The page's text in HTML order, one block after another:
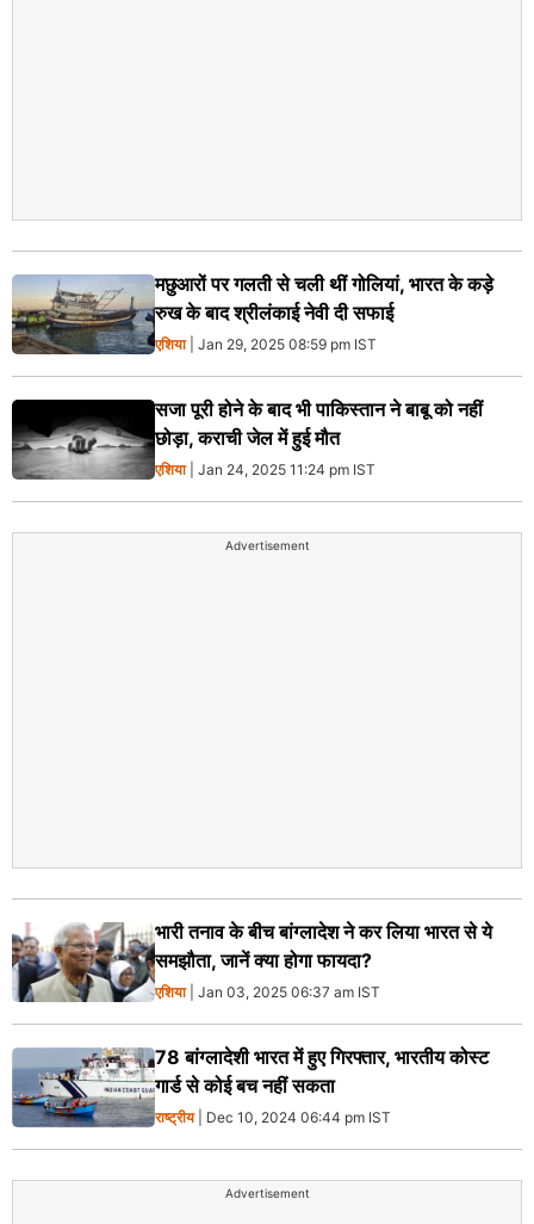
मछुआरों पर गलती से चली थीं गोलियां, भारत के कड़े
रुख के बाद श्रीलंकाई नेवी दी सफाई
एशिया| Jan 29, 2025 08:59 pm IST
सजा पूरी होने के बाद भी पाकिस्तान ने बाबू को नहीं
छोड़ा, कराची जेल में हुई मौत
एशिया| Jan 24, 2025 11:24 pm IST
Advertisement
भारी तनाव के बीच बांग्लादेश ने कर लिया भारत से ये
समझौता, जानें क्या होगा फायदा?
एशिया| Jan 03, 2025 06:37 am IST
78 बांग्लादेशी भारत में हुए गिरफ्तार, भारतीय कोस्ट
गार्ड से कोई बच नहीं सकता
राष्ट्रीय| Dec 10, 2024 06:44 pm IST
Advertisement